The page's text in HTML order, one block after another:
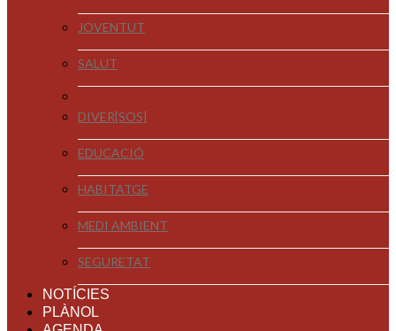
JOVENTUT
SALUT
DIVER[SOS]
EDUCACIÓ
HABITATGE
MEDI AMBIENT
SEGURETAT
NOTÍCIES
PLÀNOL